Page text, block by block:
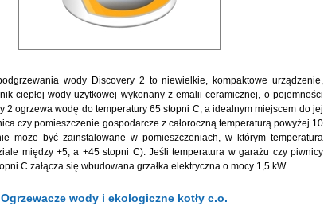
wody Discovery 2 to niewielkie, kompaktowe urządzenie,
ciepłej wody użytkowej wykonany z emalii ceramicznej, o pojemności
2 ogrzewa wodę do temperatury 65 stopni C, a idealnym miejscem do jej
czy pomieszczenie gospodarcze z całoroczną temperaturą powyżej 10
może być zainstalowane w pomieszczeniach, w którym temperatura
między +5, a +45 stopni C). Jeśli temperatura w garażu czy piwnicy
C załącza się wbudowana grzałka elektryczna o mocy 1,5 kW.
Ogrzewacze wody i ekologiczne kotły c.o.